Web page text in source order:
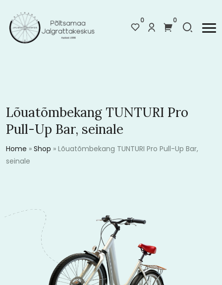
0 0
Lõuatõmbekang TUNTURI Pro
Pull-Up Bar, seinale
Home » Shop » Lõuatõmbekang TUNTURI Pro Pull-Up Bar,
seinale